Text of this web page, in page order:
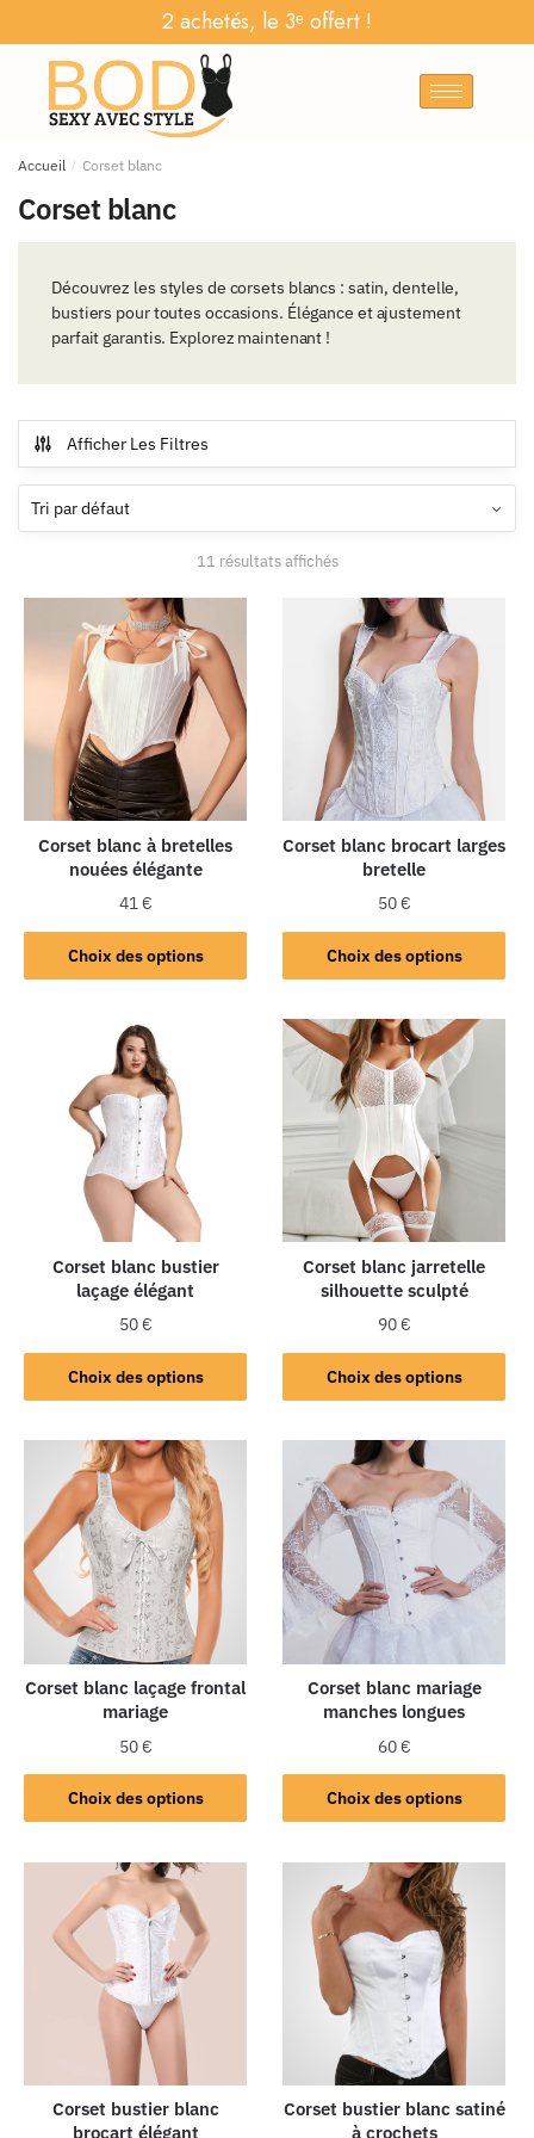
2 achetés, le 3ᵉ offert !
Accueil / Corset blanc
Corset blanc
Découvrez les styles de corsets blancs : satin, dentelle,
bustiers pour toutes occasions. Élégance et ajustement
parfait garantis. Explorez maintenant !
Afficher Les Filtres
11 résultats affichés
Corset blanc à bretelles
nouées élégante
41€
Choix des options
Corset blanc brocart larges
bretelle
50€
Choix des options
Corset blanc bustier
laçage élégant
50€
Choix des options
Corset blanc jarretelle
silhouette sculpté
90€
Choix des options
Corset blanc laçage frontal
mariage
50€
Choix des options
Corset blanc mariage
manches longues
60€
Choix des options
Corset bustier blanc
brocart élégant
Corset bustier blanc satiné
à crochets